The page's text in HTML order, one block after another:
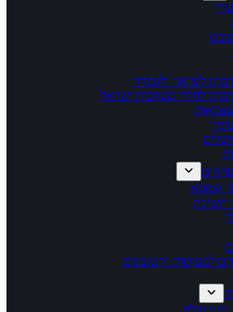
לשואה ולגבורה
לחללי מערכות ישראל
קופסא
חשיבה
לפעוטות וקטנטנים